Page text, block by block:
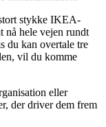
stykke IKEA-
nå hele vejen rundt
du kan overtale tre
vil du komme
eller
der driver dem frem